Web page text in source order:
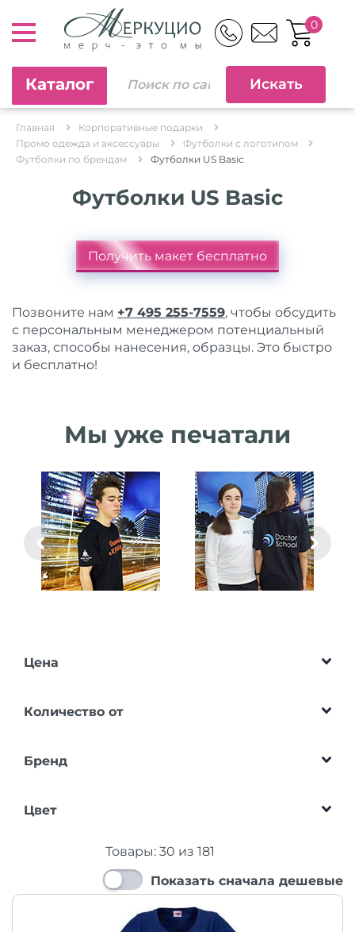
0
Каталог
Главная
Корпоративные подарки
Промо одежда и аксессуары
Футболки с логотипом
Футболки по брендам
Футболки US Basic
Футболки US Basic
Получить макет бесплатно
Позвоните нам +7 495 255-7559, чтобы обсудить
с персональным менеджером потенциальный
заказ, способы нанесения, образцы. Это быстро
и бесплатно!
Мы уже печатали
Цена
Количество от
Бренд
Цвет
Товары: 30 из 181
Показать сначала дешевые